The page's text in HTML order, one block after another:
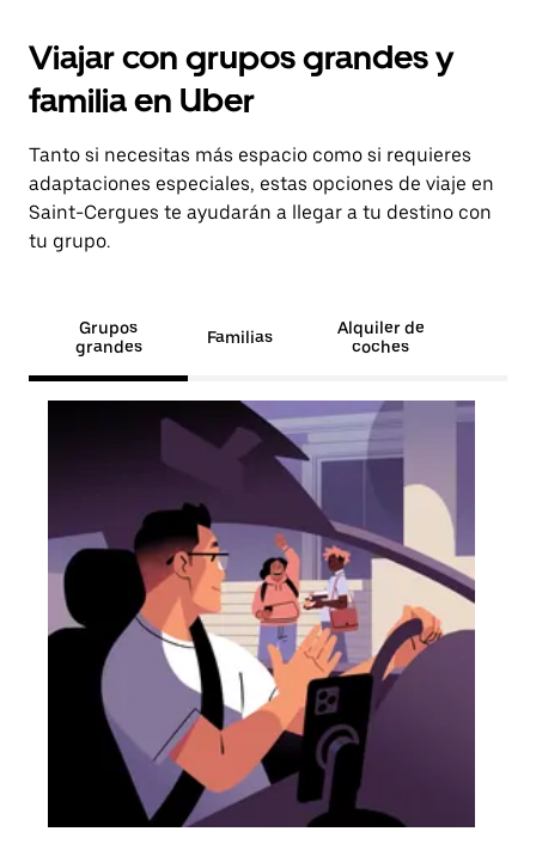
Viajar con grupos grandes y
familia en Uber
Tanto si necesitas más espacio como si requieres
adaptaciones especiales, estas opciones de viaje en
Saint-Cergues te ayudarán a llegar a tu destino con
tu grupo.
Grupos
grandes
Familias
Alquiler de
coches